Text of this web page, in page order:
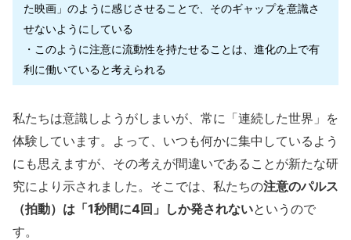
た映画」のように感じさせることで、そのギャップを意識さ
せないようにしている
・このように注意に流動性を持たせることは、進化の上で有
利に働いていると考えられる
私たちは意識しようがしまいが、常に「連続した世界」を
体験しています。よって、いつも何かに集中しているよう
にも思えますが、その考えが間違いであることが新たな研
究により示されました。そこでは、私たちの注意のパルス
（拍動）は「1秒間に4回」しか発されないというので
す。